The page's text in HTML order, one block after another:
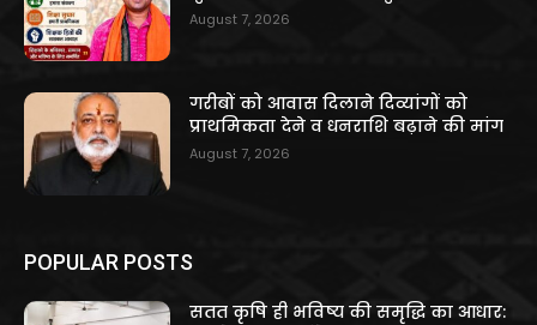
August 7, 2026
गरीबों को आवास दिलाने दिव्यांगों को
प्राथमिकता देने व धनराशि बढ़ाने की मांग
August 7, 2026
POPULAR POSTS
सतत कृषि ही भविष्य की समृद्धि का आधार: